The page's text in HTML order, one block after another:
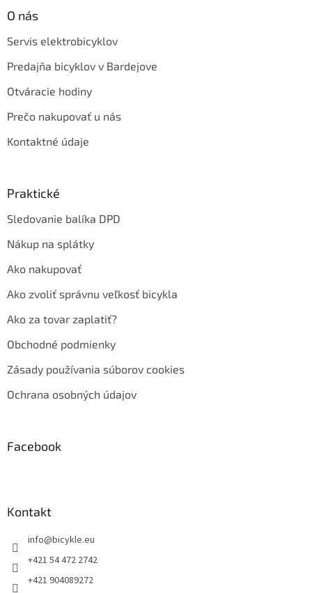
O nás
Servis elektrobicyklov
Predajňa bicyklov v Bardejove
Otváracie hodiny
Prečo nakupovať u nás
Kontaktné údaje
Praktické
Sledovanie balíka DPD
Nákup na splátky
Ako nakupovať
Ako zvoliť správnu veľkosť bicykla
Ako za tovar zaplatiť?
Obchodné podmienky
Zásady používania súborov cookies
Ochrana osobných údajov
Facebook
Kontakt
info@bicykle.eu
+421 54 472 2742
+421 904089272